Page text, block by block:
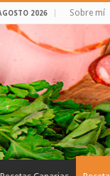
2026 Sobre mí